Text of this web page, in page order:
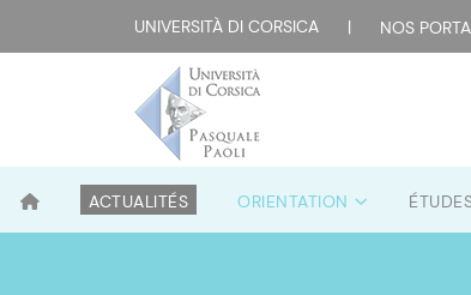
UNIVERSITÀ DI CORSICA | NOS
ACTUALITÉS ORIENTATION